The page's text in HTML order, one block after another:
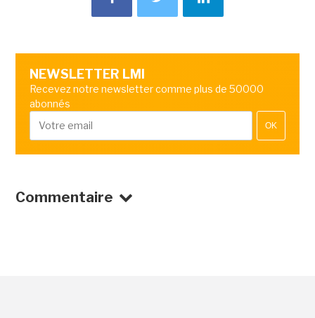
NEWSLETTER LMI
Recevez notre newsletter comme plus de 50000
abonnés
OK
Commentaire